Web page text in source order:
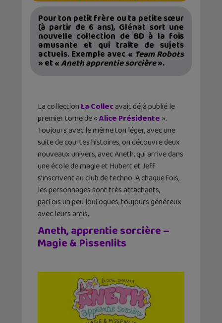
Pour ton petit frère ou ta petite sœur
(à partir de 6 ans), Glénat sort une
nouvelle collection de BD à la fois
amusante et qui traite de sujets
actuels. Exemple avec « Team Robots
» et «Aneth apprentie sorcière».
La collection La Collecavait déjà publié le
premier tome de «Alice Présidente ».
Toujours avec le même ton léger, avec une
suite de courtes histoires, on découvre deux
nouveaux univers, avec Aneth, qui arrive dans
une école de magie et Hubert et Jeff
s’inscrivent au club de techno. A chaque fois,
les personnages sont très attachants,
parfois un peu loufoques, toujours généreux
avec leurs amis.
Aneth, apprentie sorcière –
Magie & Pissenlits